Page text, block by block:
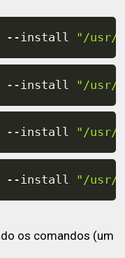
--install "/usr/
--install "/usr/
--install "/usr/
--install "/usr/
os comandos (um